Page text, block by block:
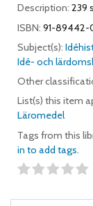
Description: 239
ISBN: 91-89442-
Subject(s):
Idé- och
Other
List(s) this item
Läromedel
Tags from this
in to add tags.
Star ratings